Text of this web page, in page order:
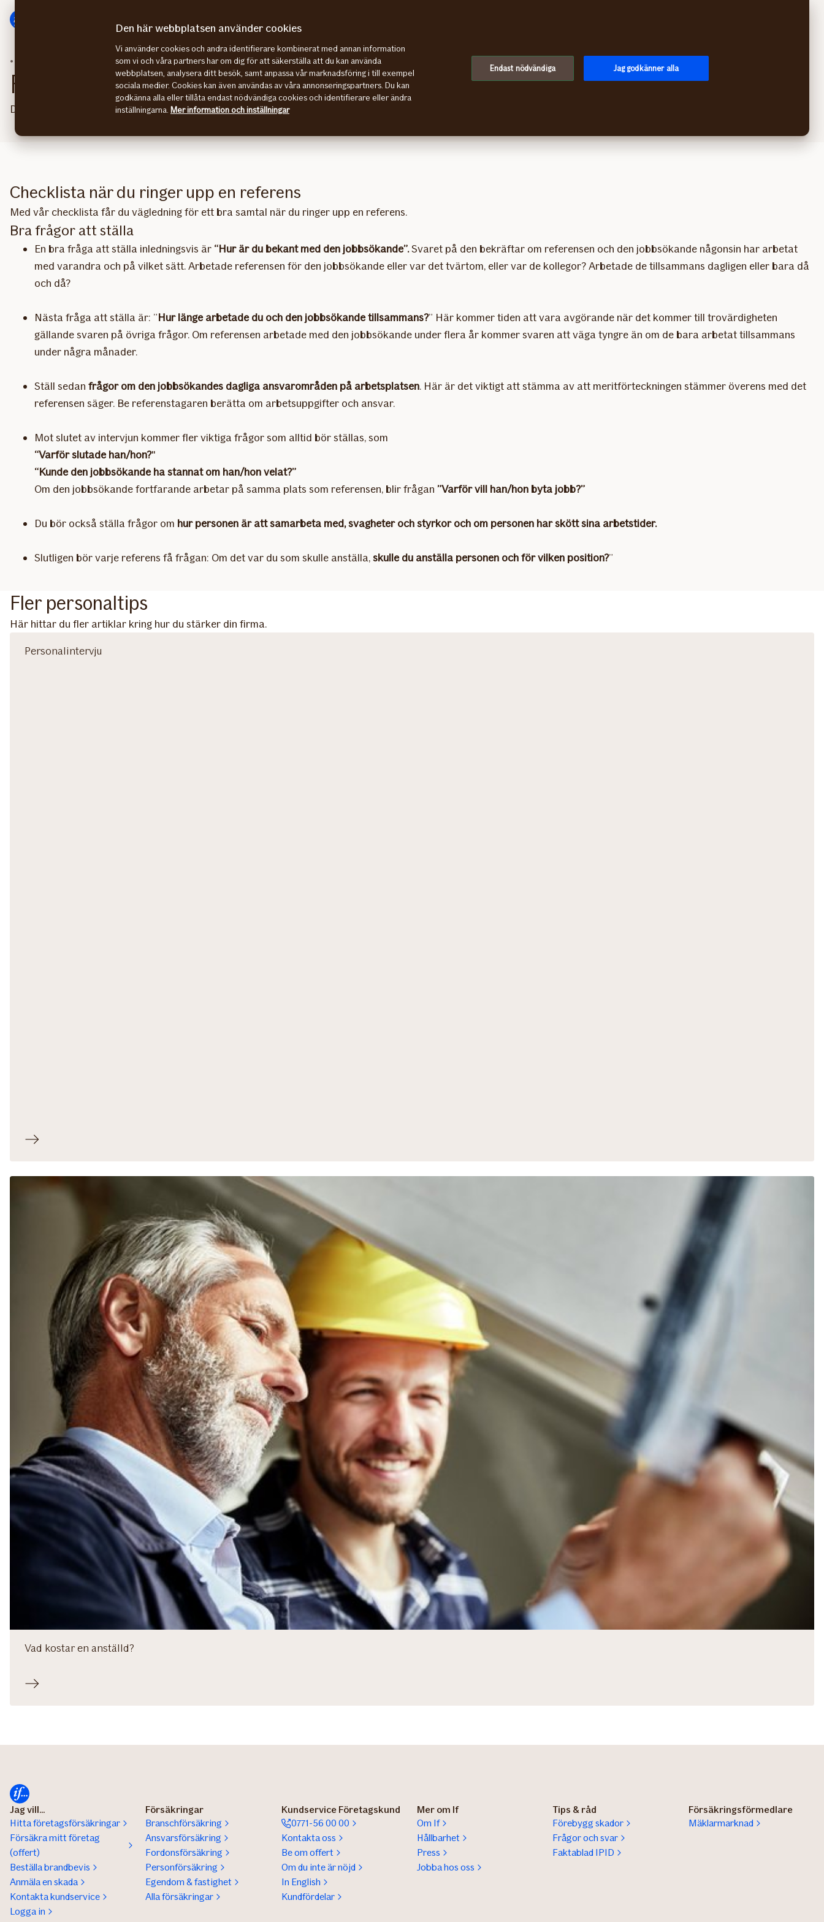
direkt
huvudmenyn
direkt
innehåll
Referenstagning
Frågor till referenspersonen
Det är viktigt att försäkra sig om att den jobbsökande verkligen har de egenskaper och kompetenser som du eftersöker.
Checklista när du ringer upp en referens
Med vår checklista får du vägledning för ett bra samtal när du ringer upp en referens.
Bra frågor att ställa
En bra fråga att ställa inledningsvis är “Hur är du bekant med den jobbsökande”.Svaret på den bekräftar om referensen och den jobbsökande någonsin har arbetat
med varandra och på vilket sätt. Arbetade referensen för den jobbsökande eller var det tvärtom, eller var de kollegor? Arbetade de tillsammans dagligen eller bara då
och då?
Nästa fråga att ställa är: ”Hur länge arbetade du och den jobbsökande tillsammans?” Här kommer tiden att vara avgörande när det kommer till trovärdigheten
gällande svaren på övriga frågor. Om referensen arbetade med den jobbsökande under flera år kommer svaren att väga tyngre än om de bara arbetat tillsammans
under några månader.
Ställ sedan frågor om den jobbsökandes dagliga ansvarområden på arbetsplatsen. Här är det viktigt att stämma av att meritförteckningen stämmer överens med det
referensen säger. Be referenstagaren berätta om arbetsuppgifter och ansvar.
Mot slutet av intervjun kommer fler viktiga frågor som alltid bör ställas, som
“Varför slutade han/hon?"
“Kunde den jobbsökande ha stannat om han/hon velat?”
Om den jobbsökande fortfarande arbetar på samma plats som referensen, blir frågan ”Varför vill han/hon byta jobb?”
Du bör också ställa frågor om hur personen är att samarbeta med, svagheter och styrkor och om personen har skött sina arbetstider.
Slutligen bör varje referens få frågan: Om det var du som skulle anställa,skulle du anställa personen och för vilken position?”
Fler personaltips
Här hittar du fler artiklar kring hur du stärker din firma.
Personalintervju
Vad kostar en anställd?
Jag vill...
Hitta företagsförsäkringar
Försäkra mitt företag
(offert)
Beställa brandbevis
Anmäla en skada
Kontakta kundservice
Logga in
Försäkringar
Branschförsäkring
Ansvarsförsäkring
Fordonsförsäkring
Personförsäkring
Egendom & fastighet
Alla försäkringar
Kundservice Företagskund
0771-56 00 00
Kontakta oss
Be om offert
Om du inte är nöjd
In English
Kundfördelar
Mer om If
Om If
Hållbarhet
Press
Jobba hos oss
Tips & råd
Förebygg skador
Frågor och svar
Faktablad IPID
Försäkringsförmedlare
Mäklarmarknad
Den här webbplatsen använder cookies
Vi använder cookies och andra identifierare kombinerat med annan information
som vi och våra partners har om dig för att säkerställa att du kan använda
webbplatsen, analysera ditt besök, samt anpassa vår marknadsföring i till exempel
sociala medier. Cookies kan även användas av våra annonseringspartners. Du kan
godkänna alla eller tillåta endast nödvändiga cookies och identifierare eller ändra
inställningarna. Mer information och inställningar
Endast nödvändiga Jag godkänner alla